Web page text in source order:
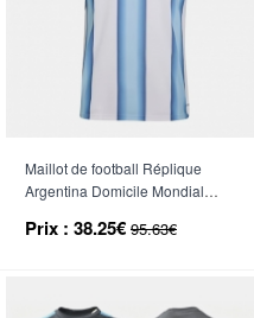
Maillot de football Réplique
Argentina Domicile Mondial
Prix : 38.25€ 95.63€